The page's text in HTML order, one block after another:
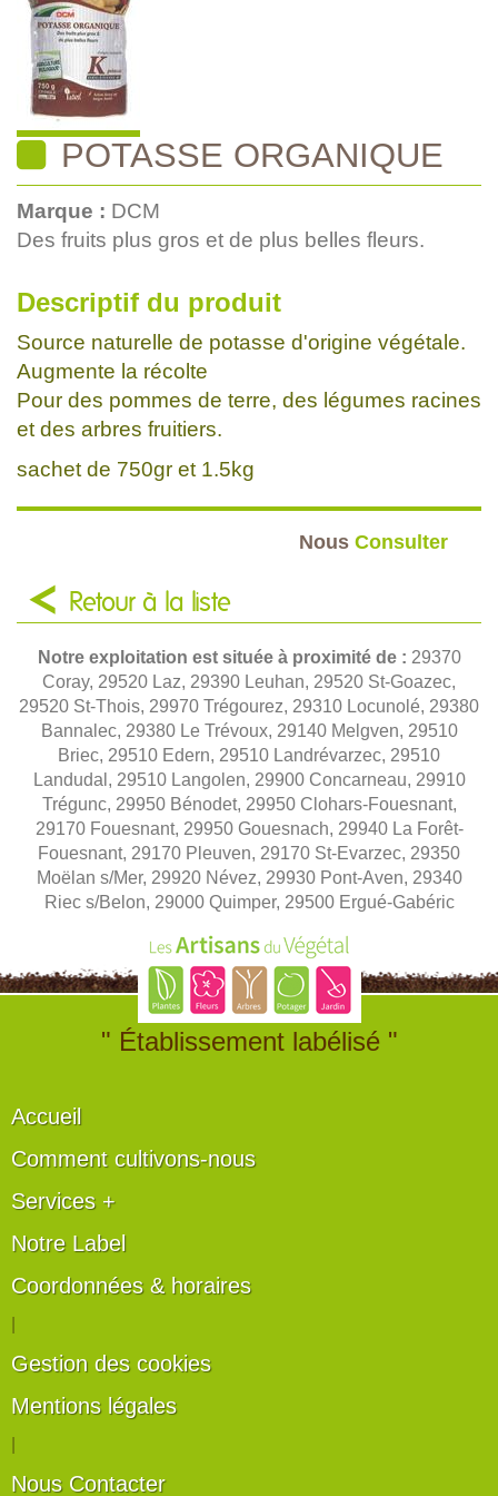
POTASSE ORGANIQUE
Marque : DCM
Des fruits plus gros et de plus belles fleurs.
Descriptif du produit
Source naturelle de potasse d'origine végétale.
Augmente la récolte
Pour des pommes de terre, des légumes racines
et des arbres fruitiers.
sachet de 750gr et 1.5kg
Nous Consulter
Retour à la liste
Notre exploitation est située à proximité de : 29370
Coray, 29520 Laz, 29390 Leuhan, 29520 St-Goazec,
29520 St-Thois, 29970 Trégourez, 29310 Locunolé, 29380
Bannalec, 29380 Le Trévoux, 29140 Melgven, 29510
Briec, 29510 Edern, 29510 Landrévarzec, 29510
Landudal, 29510 Langolen, 29900 Concarneau, 29910
Trégunc, 29950 Bénodet, 29950 Clohars-Fouesnant,
29170 Fouesnant, 29950 Gouesnach, 29940 La Forêt-
Fouesnant, 29170 Pleuven, 29170 St-Evarzec, 29350
Moëlan s/Mer, 29920 Névez, 29930 Pont-Aven, 29340
Riec s/Belon, 29000 Quimper, 29500 Ergué-Gabéric
" Établissement labélisé "
Accueil
Comment cultivons-nous
Services +
Notre Label
Coordonnées & horaires
Gestion des cookies
Mentions légales
Nous Contacter